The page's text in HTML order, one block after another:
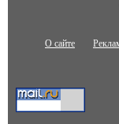
О сайте